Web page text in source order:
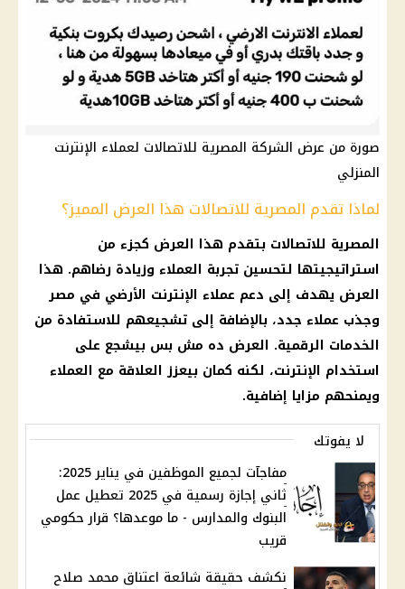
صورة من عرض الشركة المصرية للاتصالات لعملاء الإنترنت
المنزلي
لماذا تقدم المصرية للاتصالات هذا العرض المميز؟
المصرية للاتصالات بتقدم هذا العرض كجزء من
استراتيجيتها لتحسين تجربة العملاء وزيادة رضاهم. هذا
العرض يهدف إلى دعم عملاء الإنترنت الأرضي في مصر
وجذب عملاء جدد، بالإضافة إلى تشجيعهم للاستفادة من
الخدمات الرقمية. العرض ده مش بس بيشجع على
استخدام الإنترنت، لكنه كمان بيعزز العلاقة مع العملاء
ويمنحهم مزايا إضافية.
لا يفوتك
مفاجآت لجميع الموظفين في يناير 2025:
ثاني إجازة رسمية في 2025 تعطيل عمل
البنوك والمدارس - ما موعدها؟ قرار حكومي
قريب
نكشف حقيقة شائعة اعتناق محمد صلاح